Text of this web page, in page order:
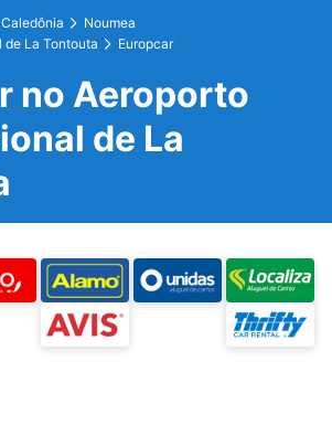
Noumea
de La Tontouta
Europcar
no Aeroporto
de La